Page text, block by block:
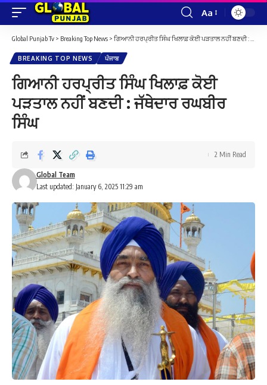
Font
Resizer
Aa
Global Punjab Tv > Breaking Top News > ਗਿਆਨੀ ਹਰਪ੍ਰੀਤ ਸਿੰਘ ਖਿਲਾਫ਼ ਕੋਈ ਪੜਤਾਲ ਨਹੀਂ ਬਣਦੀ : ਜੱਥੇਦਾਰ ਰਘਬੀਰ ਸਿੰਘ
BREAKING TOP NEWS ਪੰਜਾਬ
ਗਿਆਨੀ ਹਰਪ੍ਰੀਤ ਸਿੰਘ ਖਿਲਾਫ਼ ਕੋਈ
ਪੜਤਾਲ ਨਹੀਂ ਬਣਦੀ : ਜੱਥੇਦਾਰ ਰਘਬੀਰ
ਸਿੰਘ
Last updated: January 6, 2025 11:29 am
Global Team
2 Min Read